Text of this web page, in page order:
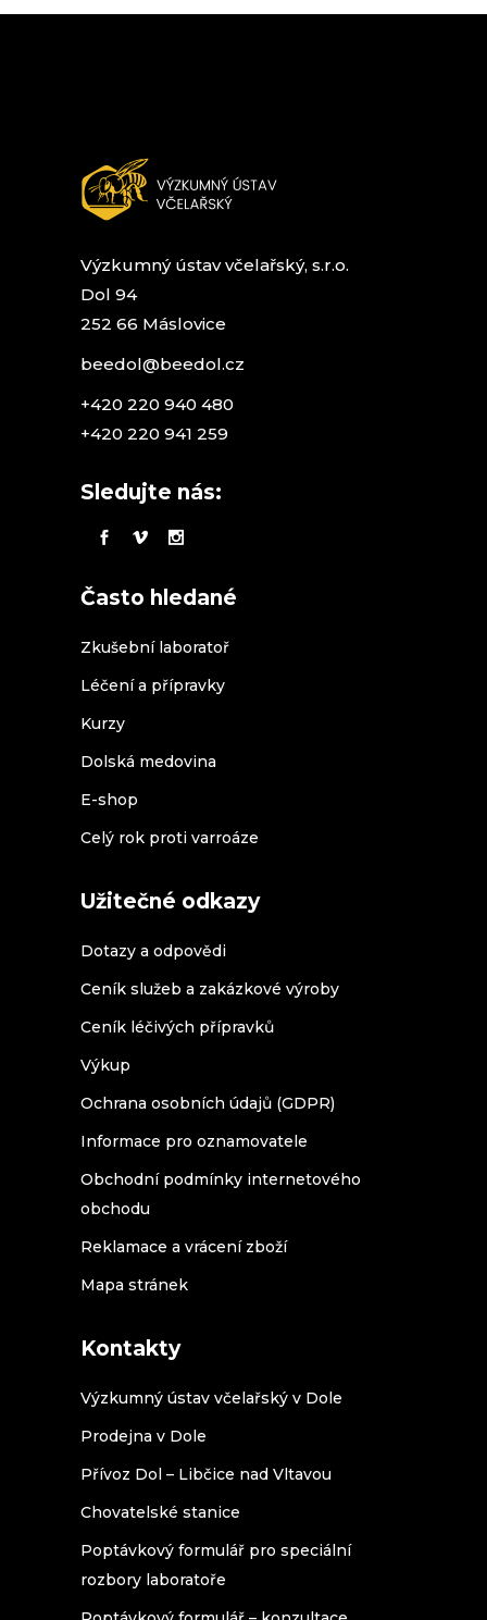
Možnosti
Výzkumný ústav včelařský, s.r.o.
Dol 94
252 66 Máslovice
beedol@beedol.cz
+420 220 940 480
+420 220 941 259
Sledujte nás:
Často hledané
Zkušební laboratoř
Léčení a přípravky
Kurzy
Dolská medovina
E-shop
Celý rok proti varroáze
Užitečné odkazy
Dotazy a odpovědi
Ceník služeb a zakázkové výroby
Ceník léčivých přípravků
Výkup
Ochrana osobních údajů (GDPR)
Informace pro oznamovatele
Obchodní podmínky internetového
obchodu
Reklamace a vrácení zboží
Mapa stránek
Kontakty
Výzkumný ústav včelařský v Dole
Prodejna v Dole
Přívoz Dol – Libčice nad Vltavou
Chovatelské stanice
Poptávkový formulář pro speciální
rozbory laboratoře